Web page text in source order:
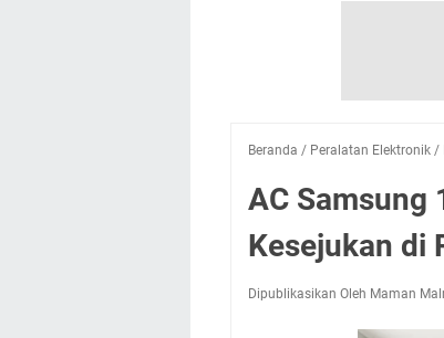
Beranda / Peralatan Elektronik /
AC Samsung
Kesejukan di
Dipublikasikan Oleh Maman